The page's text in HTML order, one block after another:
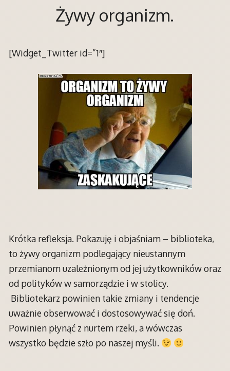
Żywy organizm.
[Widget_Twitter id=”1″]
Krótka refleksja. Pokazuję i objaśniam – biblioteka,
to żywy organizm podlegający nieustannym
przemianom uzależnionym od jej użytkowników oraz
od polityków w samorządzie i w stolicy.
Bibliotekarz powinien takie zmiany i tendencje
uważnie obserwować i dostosowywać się doń.
Powinien płynąć z nurtem rzeki, a wówczas
wszystko będzie szło po naszej myśli.